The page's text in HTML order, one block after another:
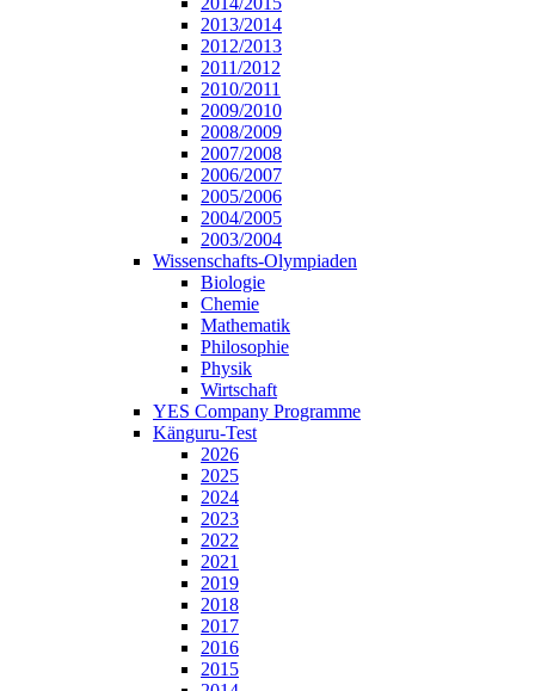
2013/2014
2012/2013
2011/2012
2010/2011
2009/2010
2008/2009
2007/2008
2006/2007
2005/2006
2004/2005
2003/2004
Wissenschafts-Olympiaden
Biologie
Chemie
Mathematik
Philosophie
Physik
Wirtschaft
YES Company Programme
Känguru-Test
2026
2025
2024
2023
2022
2021
2019
2018
2017
2016
2015